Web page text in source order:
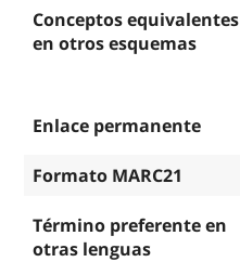
Conceptos equivalentes
en otros esquemas
Enlace permanente
Formato MARC21
Término preferente en
otras lenguas